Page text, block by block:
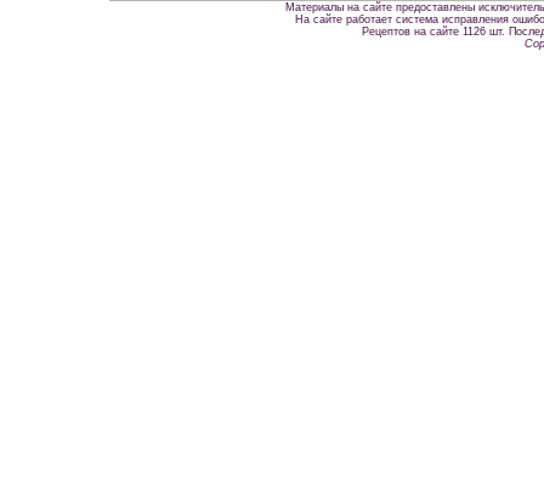
Материалы на сайте предоставлены
На сайте работает система исправления
Рецептов на сайте 1126 шт.